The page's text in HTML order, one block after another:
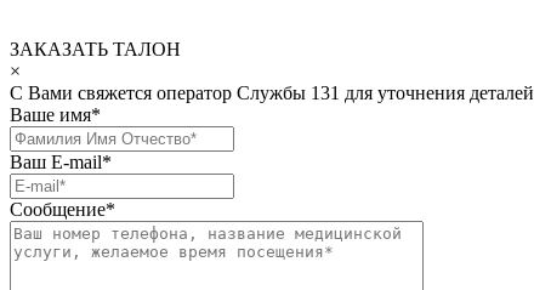
ЗАКАЗАТЬ ТАЛОН
×
С Вами свяжется оператор Службы 131 для уточнения деталей
Ваше имя*
Ваш E-mail*
Сообщение*